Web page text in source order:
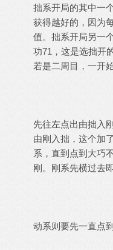
拙系开局的其中一
获得越好的，因为
值。拙系开局另一
功71，这是选拙开
若是二周目，一开
先往左点出由拙入
由刚入拙，这个加
系，直到点到大巧
刚。刚系先横过去
动系则要先一直点